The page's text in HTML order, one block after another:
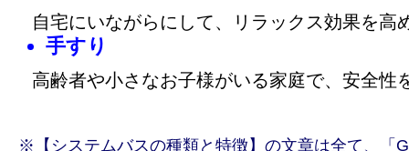
自宅にいながらにして、リラックス効果を高
手すり
高齢者や小さなお子様がいる家庭で、安全性
※【システムバスの種類と特徴】の文章は全て、「